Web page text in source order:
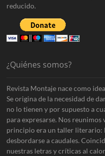
reducido.
¿Quiénes somos?
Revista Montaje nace como
Se origina de la necesidad de
no lo tienen y por supuesto a
para expresarse. Nos
principio era un taller literario:
desbordarse a caudales.
nuestras letras y críticas al